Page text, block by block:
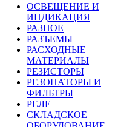
ОСВЕЩЕНИЕ И
ИНДИКАЦИЯ
РАЗНОЕ
РАЗЪЕМЫ
РАСХОДНЫЕ
МАТЕРИАЛЫ
РЕЗИСТОРЫ
РЕЗОНАТОРЫ И
ФИЛЬТРЫ
РЕЛЕ
СКЛАДСКОЕ